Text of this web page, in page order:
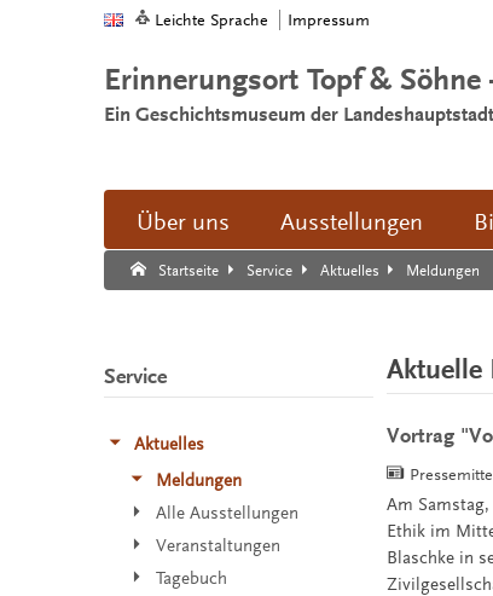
Leichte Sprache Impressum
Erinnerungsort Topf &
Ein Geschichtsmuseum der
Über uns Ausstellungen
Startseite Service Aktuelles Meldungen
Suche:
Suche Ende.
Aktuelle
Vortrag
Am
Ethik im
Blaschke in
Service
Aktuelles
Meldungen
Alle Ausstellungen
Veranstaltungen
Tagebuch